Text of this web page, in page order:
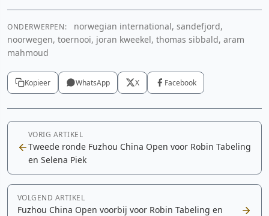
ONDERWERPEN:
norwegian international, sandefjord,
noorwegen, toernooi, joran kweekel, thomas sibbald, aram
mahmoud
Kopieer WhatsApp X Facebook
VORIG ARTIKEL
Tweede ronde Fuzhou China Open voor Robin Tabeling
en Selena Piek
VOLGEND ARTIKEL
Fuzhou China Open voorbij voor Robin Tabeling en